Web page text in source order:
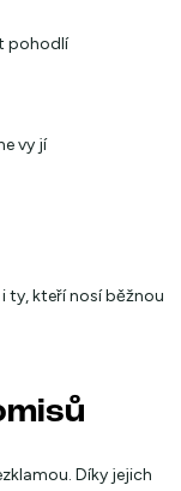
pohodlí
vy jí
ty, kteří nosí běžnou
Díky jejich